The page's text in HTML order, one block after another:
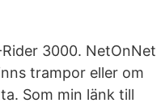
3000. NetOnNet
trampor eller om
Som min länk till